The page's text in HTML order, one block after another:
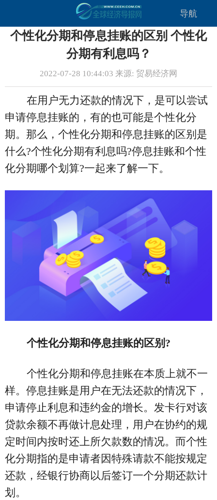
导航
个性化分期和停息挂账的区别 个性化
分期有利息吗？
2022-07-28 10:44:03 来源: 贸易经济网
在用户无力还款的情况下，是可以尝试
申请停息挂账的，有的也可能是个性化分
期。那么，个性化分期和停息挂账的区别是
什么?个性化分期有利息吗?停息挂账和个性
化分期哪个划算?一起来了解一下。
个性化分期和停息挂账的区别?
个性化分期和停息挂账在本质上就不一
样。停息挂账是用户在无法还款的情况下，
申请停止利息和违约金的增长。发卡行对该
贷款余额不再做计息处理，用户在协约的规
定时间内按时还上所欠款数的情况。而个性
化分期指的是申请者因特殊请款不能按规定
还款，经银行协商以后签订一个分期还款计
划。